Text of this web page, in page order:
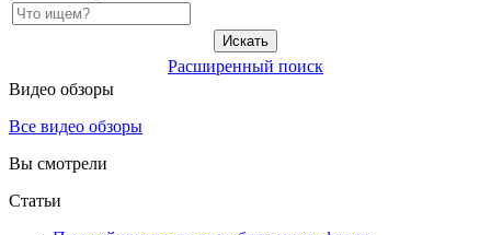
Расширенный поиск
Видео обзоры
Все видео обзоры
Вы смотрели
Статьи